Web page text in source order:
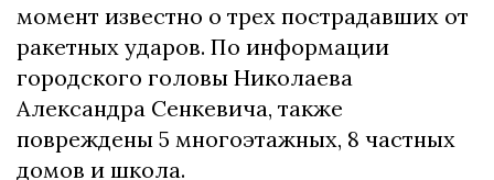
момент известно о трех пострадавших от
ракетных ударов. По информации
городского головы Николаева
Александра Сенкевича, также
повреждены 5 многоэтажных, 8 частных
домов и школа.